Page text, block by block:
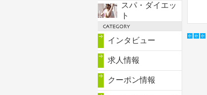
スパ・ダイエッ
ト
インタビュー
求人情報
クーポン情報